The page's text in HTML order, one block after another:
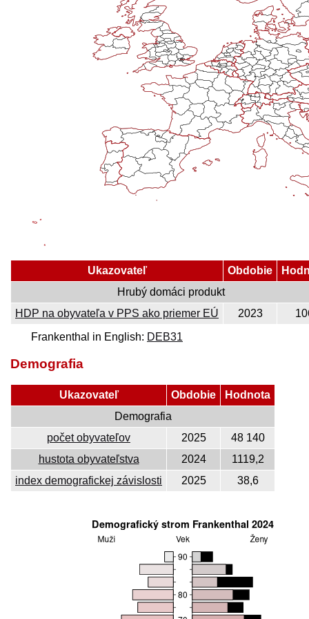
Ukazovateľ Obdobie
Hrubý domáci produkt
HDP na obyvateľa v PPS ako priemer EÚ
2023
Frankenthal in English: DEB31
Demografia
Ukazovateľ Obdobie
Hodnota
Demografia
počet obyvateľov
2025
48 140
hustota obyvateľstva
2024
1119,2
index demografickej závislosti
2025 38,6